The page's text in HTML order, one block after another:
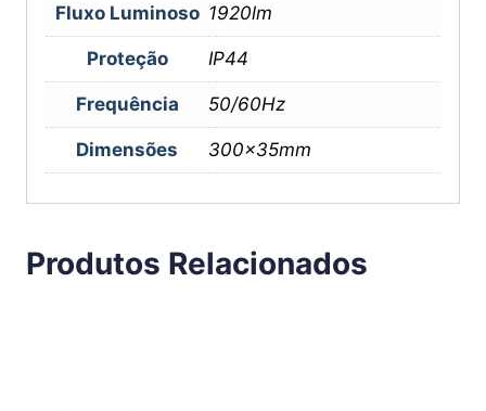
Fluxo Luminoso 1920lm
Proteção IP44
Frequência 50/60Hz
Dimensões 300x35mm
Produtos Relacionados